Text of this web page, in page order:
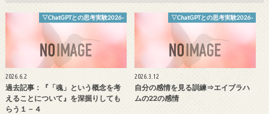
▽ChatGPTとの思考実験2026-
2026.6.2
過去記事：『「魂」という概念を考
えることについて』を深掘りしても
らう１－４
▽ChatGPTとの思考実験2026-
2026.3.12
自分の感情を見る訓練⇒エイブラハ
ムの22の感情